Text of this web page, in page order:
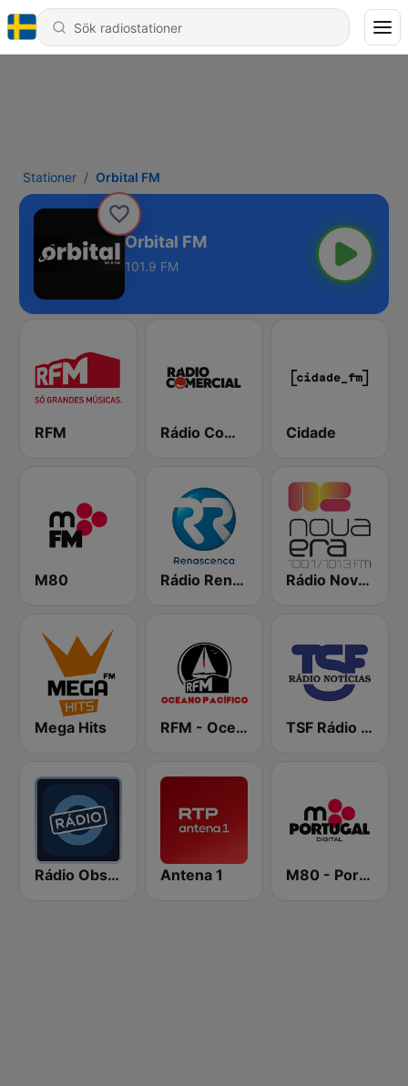
Stationer Orbital FM
Orbital FM
101.9 FM
RFM Rádio Comercial Cidade
M80 Rádio Renascença Rádio Nova Era
Mega Hits RFM - Oceano Pacífico Online TSF Rádio Notícias
Rádio Observador Antena 1 M80 - Portugal